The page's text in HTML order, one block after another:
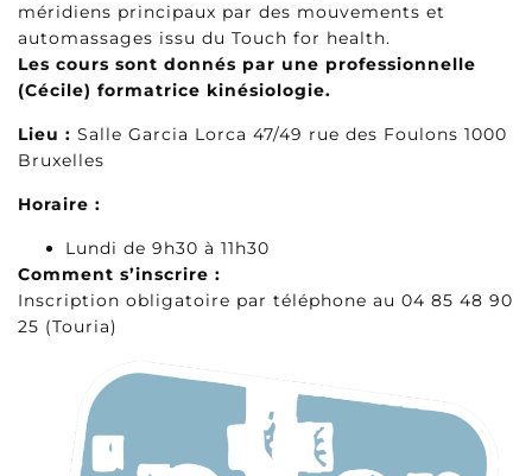
méridiens principaux par des mouvements et
automassages issu du Touch for health.
Les cours sont donnés par une professionnelle
(Cécile) formatrice kinésiologie.
Lieu : Salle Garcia Lorca 47/49 rue des Foulons 1000
Bruxelles
Horaire :
Lundi de 9h30 à 11h30
Comment s’inscrire :
Inscription obligatoire par téléphone au 04 85 48 90
25 (Touria)